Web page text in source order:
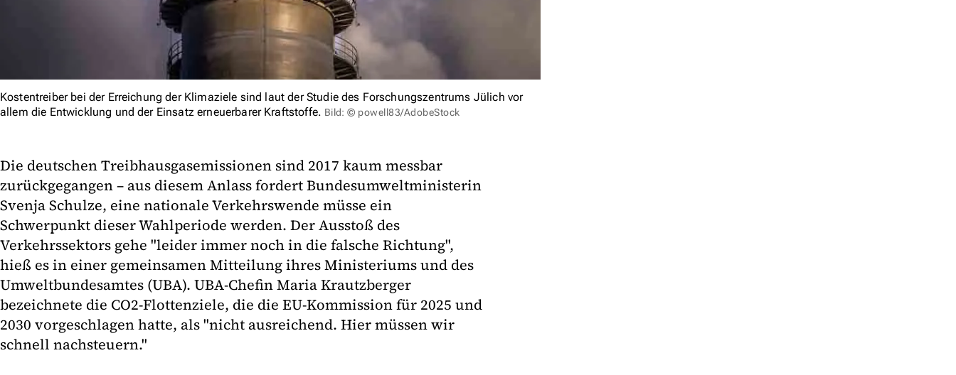
Kostentreiber bei der Erreichung der Klimaziele sind laut der Studie des Forschungszentrums Jülich vor
allem die Entwicklung und der Einsatz erneuerbarer Kraftstoffe. Bild: © powell83/AdobeStock
Die deutschen Treibhausgasemissionen sind 2017 kaum messbar
zurückgegangen – aus diesem Anlass fordert Bundesumweltministerin
Svenja Schulze, eine nationale Verkehrswende müsse ein
Schwerpunkt dieser Wahlperiode werden. Der Ausstoß des
Verkehrssektors gehe "leider immer noch in die falsche Richtung",
hieß es in einer gemeinsamen Mitteilung ihres Ministeriums und des
Umweltbundesamtes (UBA). UBA-Chefin Maria Krautzberger
bezeichnete die CO2-Flottenziele, die die EU-Kommission für 2025 und
2030 vorgeschlagen hatte, als "nicht ausreichend. Hier müssen wir
schnell nachsteuern."